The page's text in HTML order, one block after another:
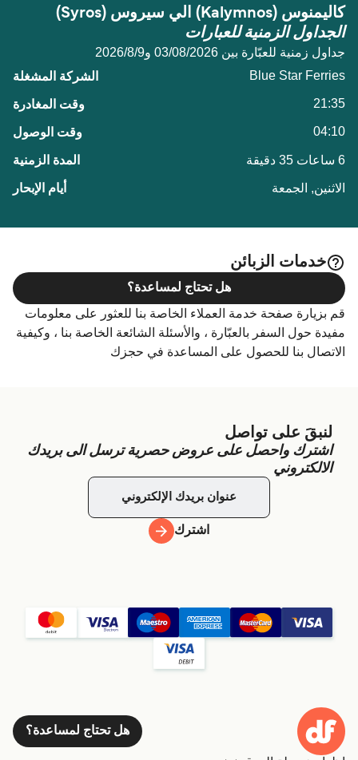
كاليمنوس (Kalymnos) الي سيروس (Syros)
الجداول الزمنية للعبارات
جداول زمنية للعبّارة بين 03/08/2026 و9‏/8‏/2026
Blue Star Ferries
21:35
04:10
6 ساعات 35 دقيقة
الاثنين, الجمعة
خدمات الزبائن
قم بزيارة صفحة خدمة العملاء الخاصة بنا للعثور على معلومات
مفيدة حول السفر بالعبّارة ، والأسئلة الشائعة الخاصة بنا ، وكيفية
الاتصال بنا للحصول على المساعدة في حجزك
هل تحتاج لمساعدة؟
لنبقَ على تواصل
اشترك واحصل على عروض حصرية ترسل الى بريدك
الالكتروني
اشترك
هل تحتاج لمساعدة؟